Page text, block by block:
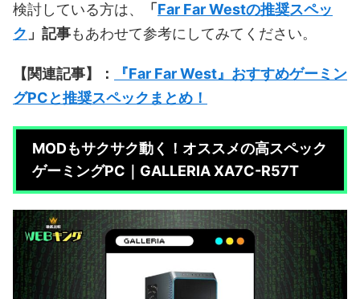
検討している方は、
「 Far Far Westの推奨スペッ
ク 」記事もあわせて参考にしてみてください。
【関連記事】：
『Far Far West』おすすめゲーミン
グPCと推奨スペックまとめ！
MODもサクサク動く！オススメの高スペック
ゲーミングPC｜GALLERIA XA7C-R57T